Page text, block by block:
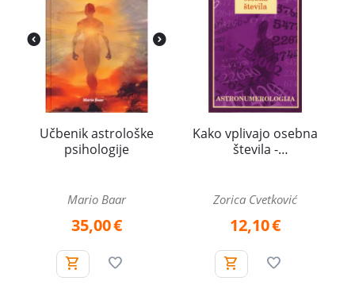
Učbenik astrološke
psihologije
Mario Baar
35,00€
Kako vplivajo osebna
števila -
Zorica Cvetković
12,10€